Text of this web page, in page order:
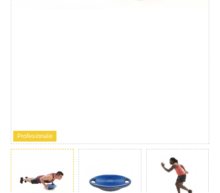
Profesionale